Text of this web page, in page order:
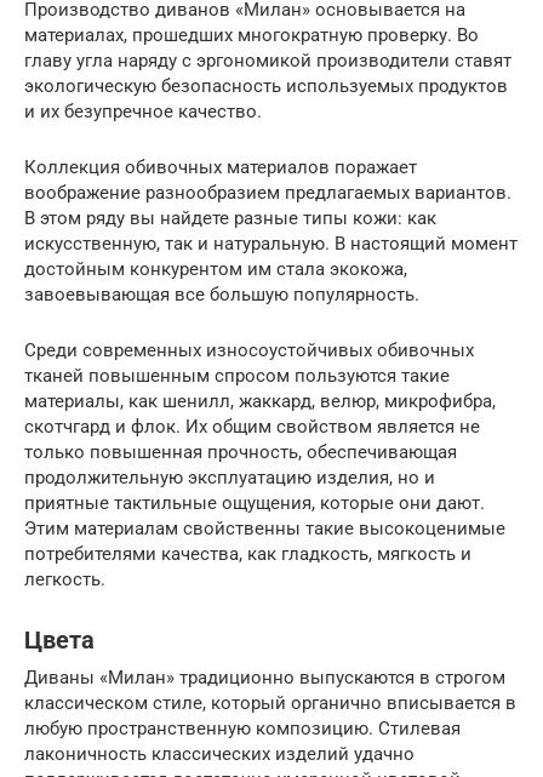
Производство диванов «Милан» основывается на
материалах, прошедших многократную проверку. Во
главу угла наряду с эргономикой производители ставят
экологическую безопасность используемых продуктов
и их безупречное качество.
Коллекция обивочных материалов поражает
воображение разнообразием предлагаемых вариантов.
В этом ряду вы найдете разные типы кожи: как
искусственную, так и натуральную. В настоящий момент
достойным конкурентом им стала экокожа,
завоевывающая все большую популярность.
Среди современных износоустойчивых обивочных
тканей повышенным спросом пользуются такие
материалы, как шенилл, жаккард, велюр, микрофибра,
скотчгард и флок. Их общим свойством является не
только повышенная прочность, обеспечивающая
продолжительную эксплуатацию изделия, но и
приятные тактильные ощущения, которые они дают.
Этим материалам свойственны такие высокоценимые
потребителями качества, как гладкость, мягкость и
легкость.
Цвета
Диваны «Милан» традиционно выпускаются в строгом
классическом стиле, который органично вписывается в
любую пространственную композицию. Стилевая
лаконичность классических изделий удачно